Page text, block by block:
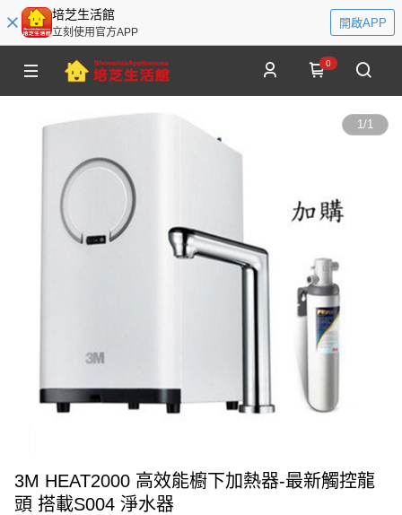
培芝生活館
立刻使用官方APP
開啟APP
0
1/1
3M HEAT2000 高效能櫥下加熱器-最新觸控龍
頭 搭載S004 淨水器